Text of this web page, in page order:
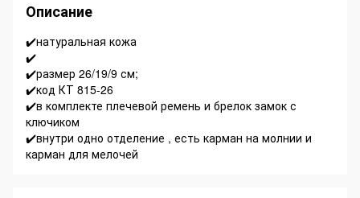
Описание
✔️натуральная кожа
✔️
✔️размер 26/19/9 см;
✔️код КТ 815-26
✔️в комплекте плечевой ремень и брелок замок с
ключиком
✔️внутри одно отделение , есть карман на молнии и
карман для мелочей